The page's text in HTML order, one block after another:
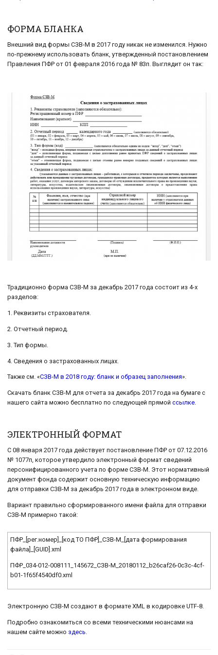
ФОРМА БЛАНКА
Внешний вид формы СЗВ-М в 2017 году никак не изменился. Нужно
по-прежнему использовать бланк, утвержденный постановлением
Правления ПФР от 01 февраля 2016 года № 83п. Выглядит он так:
Традиционно форма СЗВ-М за декабрь 2017 года состоит из 4-х
разделов:
1. Реквизиты страхователя.
2. Отчетный период.
3. Тип формы.
4. Сведения о застрахованных лицах.
Также см. «СЗВ-М в 2018 году: бланк и образец заполнения».
Скачать бланк СЗВ-М для отчета за декабрь 2017 года на бумаге с
нашего сайта можно бесплатно по следующей прямой ссылке.
ЭЛЕКТРОННЫЙ ФОРМАТ
С 08 января 2017 года действует постановление ПФР от 07.12.2016
№ 1077п, которое утвердило электронный формат сведений
персонифицированного учета по форме СЗВ-М. Этот нормативный
документ фонда содержит основную техническую информацию
для отправки СЗВ-М за декабрь 2017 года в электронном виде.
Вариант правильно сформированного имени файла для отправки
СЗВ-М примерно такой:
ПФР_[рег.номер]_[код ТО ПФР]_СЗВ-М_[дата формирования
файла]_[GUID].xml
ПФР_034-012-008111_145672_СЗВ-М_20180112_b26caf26-0c3c-4cf-
b01-1f65f4540df0.xml
Электронную СЗВ-М создают в формате XML в кодировке UTF-8.
Подробно ознакомиться со всеми техническими нюансами на
нашем сайте можно здесь